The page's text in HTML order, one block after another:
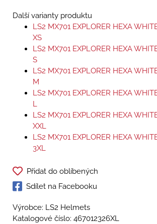
Další varianty produktu
LS2 MX701 EXPLORER HEXA
XS
LS2 MX701 EXPLORER HEXA
S
LS2 MX701 EXPLORER HEXA
M
LS2 MX701 EXPLORER HEXA
L
LS2 MX701 EXPLORER HEXA
XXL
LS2 MX701 EXPLORER HEXA
3XL
Přidat do oblíbených
Sdílet na Facebooku
Výrobce: LS2 Helmets
Katalogové číslo: 467012326XL